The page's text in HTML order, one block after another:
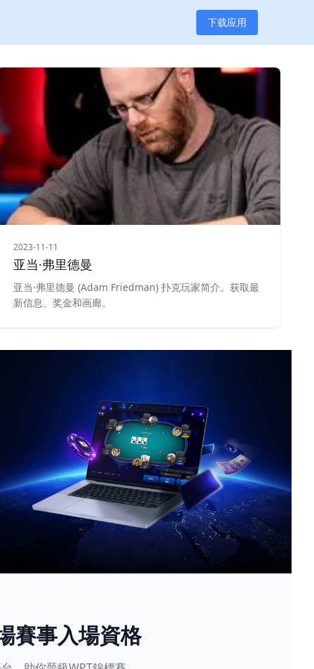
下载应用
2023-11-11
亚当·弗里德曼
亚当·弗里德曼 (Adam Friedman) 扑克玩家简介。获取最
新信息、奖金和画廊。
賽事入場資格